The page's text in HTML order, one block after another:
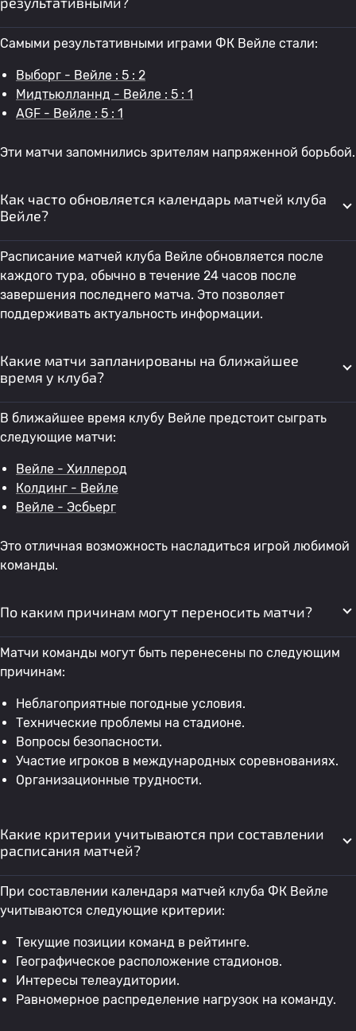
Самыми результативными играми ФК Вейле стали:
Выборг - Вейле : 5 : 2
Мидтьюлланнд - Вейле : 5 : 1
AGF - Вейле : 5 : 1
Эти матчи запомнились зрителям напряженной борьбой.
Как часто обновляется календарь матчей клуба
Вейле?
Расписание матчей клуба Вейле обновляется после
каждого тура, обычно в течение 24 часов после
завершения последнего матча. Это позволяет
поддерживать актуальность информации.
Какие матчи запланированы на ближайшее
время у клуба?
В ближайшее время клубу Вейле предстоит сыграть
следующие матчи:
Вейле - Хиллерод
Колдинг - Вейле
Вейле - Эсбьерг
Это отличная возможность насладиться игрой любимой
команды.
По каким причинам могут переносить матчи?
Матчи команды могут быть перенесены по следующим
причинам:
Неблагоприятные погодные условия.
Технические проблемы на стадионе.
Вопросы безопасности.
Участие игроков в международных соревнованиях.
Организационные трудности.
Какие критерии учитываются при составлении
расписания матчей?
При составлении календаря матчей клуба ФК Вейле
учитываются следующие критерии:
Текущие позиции команд в рейтинге.
Географическое расположение стадионов.
Интересы телеаудитории.
Равномерное распределение нагрузок на команду.